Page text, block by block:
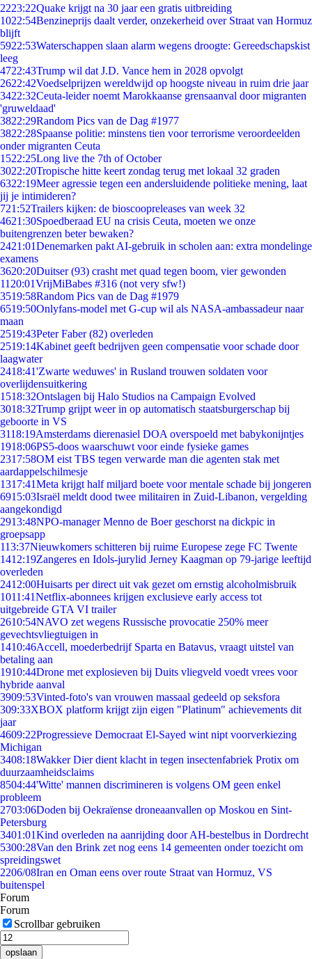
2223:22Quake krijgt na 30 jaar een gratis uitbreiding
1022:54Benzineprijs daalt verder, onzekerheid over Straat van Hormuz
blijft
5922:53Waterschappen slaan alarm wegens droogte: Gereedschapskist
leeg
4722:43Trump wil dat J.D. Vance hem in 2028 opvolgt
2622:42Voedselprijzen wereldwijd op hoogste niveau in ruim drie jaar
3422:32Ceuta-leider noemt Marokkaanse grensaanval door migranten
'gruweldaad'
3822:29Random Pics van de Dag #1977
3822:28Spaanse politie: minstens tien voor terrorisme veroordeelden
onder migranten Ceuta
1522:25Long live the 7th of October
3022:20Tropische hitte keert zondag terug met lokaal 32 graden
6322:19Meer agressie tegen een andersluidende politieke mening, laat
jij je intimideren?
721:52Trailers kijken: de bioscoopreleases van week 32
4621:30Spoedberaad EU na crisis Ceuta, moeten we onze
buitengrenzen beter bewaken?
2421:01Denemarken pakt AI-gebruik in scholen aan: extra mondelinge
examens
3620:20Duitser (93) crasht met quad tegen boom, vier gewonden
11 20:01VrijMiBabes #316 (not very sfw!)
3519:58Random Pics van de Dag #1979
6519:50Onlyfans-model met G-cup wil als NASA-ambassadeur naar
maan
2519:43Peter Faber (82) overleden
2519:14Kabinet geeft bedrijven geen compensatie voor schade door
laagwater
2418:41'Zwarte weduwes' in Rusland trouwen soldaten voor
overlijdensuitkering
1518:32Ontslagen bij Halo Studios na Campaign Evolved
3018:32Trump grijpt weer in op automatisch staatsburgerschap bij
geboorte in VS
3118:19Amsterdams dierenasiel DOA overspoeld met babykonijntjes
1918:06PS5-doos waarschuwt voor einde fysieke games
2317:58OM eist TBS tegen verwarde man die agenten stak met
aardappelschilmesje
1317:41Meta krijgt half miljard boete voor mentale schade bij jongeren
6915:03Israël meldt dood twee militairen in Zuid-Libanon, vergelding
aangekondigd
2913:48NPO-manager Menno de Boer geschorst na dickpic in
groepsapp
113:37Nieuwkomers schitteren bij ruime Europese zege FC Twente
1412:19Zangeres en Idols-jurylid Jerney Kaagman op 79-jarige leeftijd
overleden
2412:00Huisarts per direct uit vak gezet om ernstig alcoholmisbruik
1011:41Netflix-abonnees krijgen exclusieve early access tot
uitgebreide GTA VI trailer
2610:54NAVO zet wegens Russische provocatie 250% meer
gevechtsvliegtuigen in
1410:46Accell, moederbedrijf Sparta en Batavus, vraagt uitstel van
betaling aan
1910:44Drone met explosieven bij Duits vliegveld voedt vrees voor
hybride aanval
3909:53Vinted-foto's van vrouwen massaal gedeeld op seksfora
309:33XBOX platform krijgt zijn eigen "Platinum" achievements dit
jaar
4609:22Progressieve Democraat El-Sayed wint nipt voorverkiezing
Michigan
3408:18Wakker Dier dient klacht in tegen insectenfabriek Protix om
duurzaamheidsclaims
8504:44'Witte' mannen discrimineren is volgens OM geen enkel
probleem
2703:06Doden bij Oekraïense droneaanvallen op Moskou en Sint-
Petersburg
3401:01Kind overleden na aanrijding door AH-bestelbus in Dordrecht
5300:28Van den Brink zet nog eens 14 gemeenten onder toezicht om
spreidingswet
2206/08Iran en Oman eens over route Straat van Hormuz, VS
buitenspel
Forum
Forum
Scrollbar gebruiken
opslaan